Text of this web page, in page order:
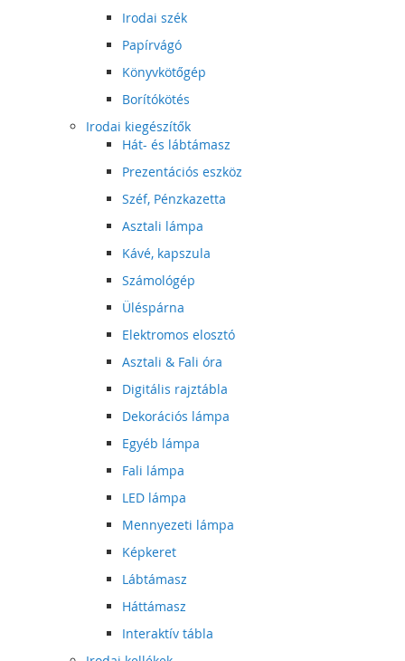
Irodai szék
Papírvágó
Könyvkötőgép
Borítókötés
Irodai kiegészítők
Hát- és lábtámasz
Prezentációs eszköz
Széf, Pénzkazetta
Asztali lámpa
Kávé, kapszula
Számológép
Üléspárna
Elektromos elosztó
Asztali & Fali óra
Digitális rajztábla
Dekorációs lámpa
Egyéb lámpa
Fali lámpa
LED lámpa
Mennyezeti lámpa
Képkeret
Lábtámasz
Háttámasz
Interaktív tábla